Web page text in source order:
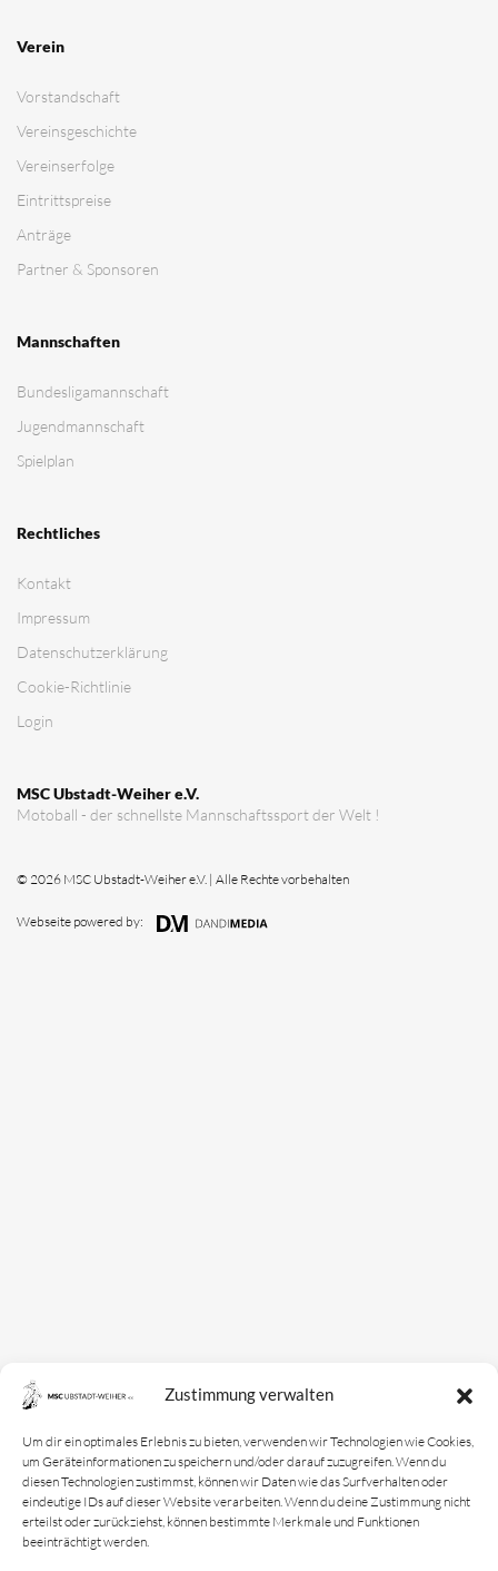
Zustimmung verwalten
Um dir ein optimales Erlebnis zu bieten, verwenden wir Technologien wie Cookies,
um Geräteinformationen zu speichern und/oder darauf zuzugreifen. Wenn du
diesen Technologien zustimmst, können wir Daten wie das Surfverhalten oder
eindeutige IDs auf dieser Website verarbeiten. Wenn du deine Zustimmung nicht
erteilst oder zurückziehst, können bestimmte Merkmale und Funktionen
beeinträchtigt werden.
MSC Ubstadt-Weiher e.V.
Motoball - der schnellste Mannschaftssport der Welt !
Verein
Vorstandschaft
Vereinsgeschichte
Vereinserfolge
Eintrittspreise
Anträge
Partner & Sponsoren
Mannschaften
Bundesligamannschaft
Jugendmannschaft
Spielplan
Rechtliches
Kontakt
Impressum
Datenschutz­erklärung
Cookie-Richtlinie
Login
© 2026 MSC Ubstadt-Weiher e.V. | Alle Rechte vorbehalten
Webseite powered by: